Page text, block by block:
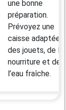
une bonne
préparation.
Prévoyez une
caisse adaptée,
des jouets, de la
nourriture et de
l’eau fraîche.